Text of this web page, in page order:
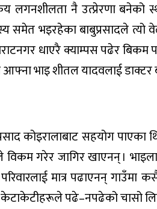
लगनशीलता नै उत्प्रेरणा बनेको
समेत भइरहेका बाबुप्रसादले त्यो
धाएरै क्याम्पस पढेर बिकम
भाइ शीतल यादवलाई डाक्टर
कोइरालाबाट सहयोग पाएका
विकम गरेर जागिर खाएनन् ।
मात्र पढाएनन् गाउँमा
केटाकेटीहरूले पढे–नपढेको चासो